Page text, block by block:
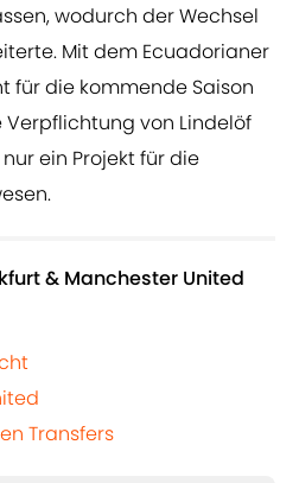
wodurch der Wechsel
Mit dem Ecuadorianer
für die kommende Saison
von Lindelöf
ein Projekt für die
& Manchester United
Transfers